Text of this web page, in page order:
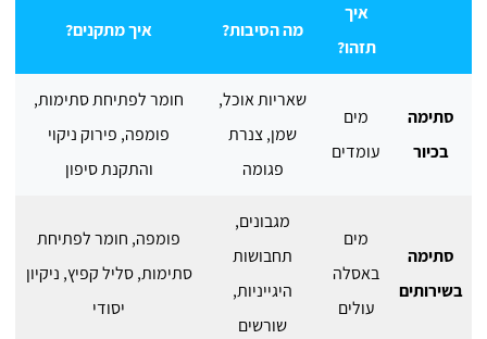
איך
תזהו?
מה הסיבות? איך מתקנים?
סתימה
בכיור
מים
עומדים
שאריות אוכל,
שמן, צנרת
פגומה
חומר לפתיחת סתימות,
פומפה, פירוק ניקוי
והתקנת סיפון
סתימה
בשירותים
מים
באסלה
עולים
מגבונים,
תחבושות
היגייניות,
שורשים
פומפה, חומר לפתיחת
סתימות, סליל קפיץ, ניקיון
יסודי